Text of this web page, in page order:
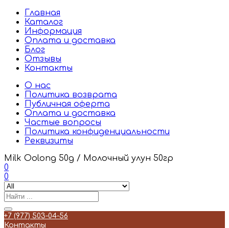
Главная
Каталог
Информация
Оплата и доставка
Блог
Отзывы
Контакты
О нас
Политика возврата
Публичная оферта
Оплата и доставка
Частые вопросы
Политика конфиденциальности
Реквизиты
Milk Oolong 50g / Молочный улун 50гр
0
0
+7 (977) 503-04-56
Контакты